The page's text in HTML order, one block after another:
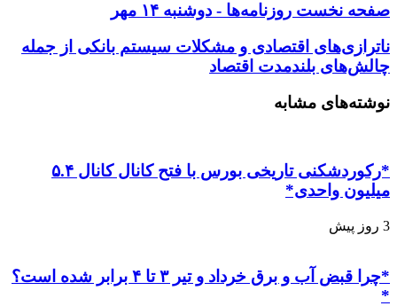
صفحه نخست روزنامه‌ها - دوشنبه ۱۴ مهر
ناترازی‌های اقتصادی و مشکلات سیستم بانکی از جمله
چالش‌های بلندمدت اقتصاد
نوشته‌های مشابه
*رکوردشکنی تاریخی بورس با فتح کانال کانال ۵.۴
میلیون واحدی*
3 روز پیش
*چرا قبض آب و برق خرداد و تیر ۳ تا ۴ برابر شده است؟
*